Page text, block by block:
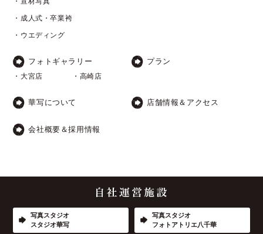
・成人式・卒業袴
・ウエディング
フォトギャラリー
・大宮店 ・高崎店
プラン
華写について 店舗情報＆アクセス
会社概要＆採用情報
写真スタジオ
スタジオ華写
写真スタジオ
フォトアトリエ八千華